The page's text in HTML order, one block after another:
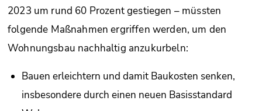
2023 um rund 60 Prozent gestiegen – müssten
folgende Maßnahmen ergriffen werden, um den
Wohnungsbau nachhaltig anzukurbeln:
Bauen erleichtern und damit Baukosten senken,
insbesondere durch einen neuen Basisstandard